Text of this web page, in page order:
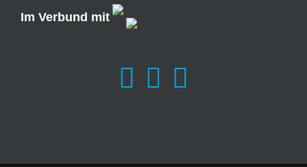
Im Verbund mit